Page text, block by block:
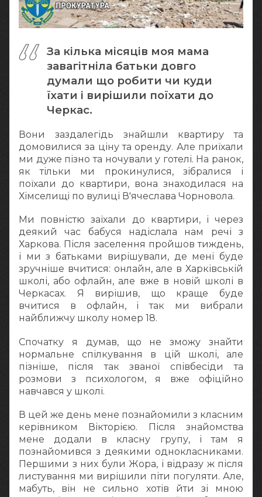
За кілька місяців моя мама
завагітніла батьки довго
думали що робити чи куди
їхати і вирішили поїхати до
Черкас.
Вони заздалегідь знайшли квартиру та
домовилися за ціну та оренду. Але приїхали
ми дуже пізно та ночували у готелі. На ранок,
як тільки ми прокинулися, зібралися і
поїхали до квартири, вона знаходилася на
Хімселищі по вулиці В'ячеслава Чорновола.
Ми повністю заїхали до квартири, і через
деякий час бабуся надіслала нам речі з
Харкова. Після заселення пройшов тиждень,
і ми з батьками вирішували, де мені буде
зручніше вчитися: онлайн, але в Харківській
школі, або офлайн, але вже в новій школі в
Черкасах. Я вирішив, що краще буде
вчитися в офлайн, і так ми вибрали
найближчу школу номер 18.
Спочатку я думав, що не зможу знайти
нормальне спілкування в цій школі, але
пізніше, після так званої співбесіди та
розмови з психологом, я вже офіційно
навчався у школі.
В цей же день мене познайомили з класним
керівником Вікторією. Після знайомства
мене додали в класну групу, і там я
познайомився з деякими однокласниками.
Першими з них були Жора, і відразу ж після
листування ми вирішили піти погуляти. Але,
мабуть, він не сильно хотів йти зі мною